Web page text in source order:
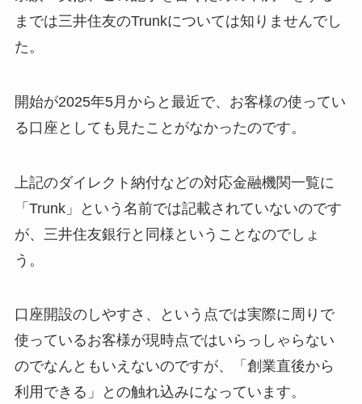
までは三井住友のTrunkについては知りませんでし
た。
開始が2025年5月からと最近で、お客様の使ってい
る口座としても見たことがなかったのです。
上記のダイレクト納付などの対応金融機関一覧に
「Trunk」という名前では記載されていないのです
が、三井住友銀行と同様ということなのでしょ
う。
口座開設のしやすさ、という点では実際に周りで
使っているお客様が現時点ではいらっしゃらない
のでなんともいえないのですが、「創業直後から
利用できる」との触れ込みになっています。